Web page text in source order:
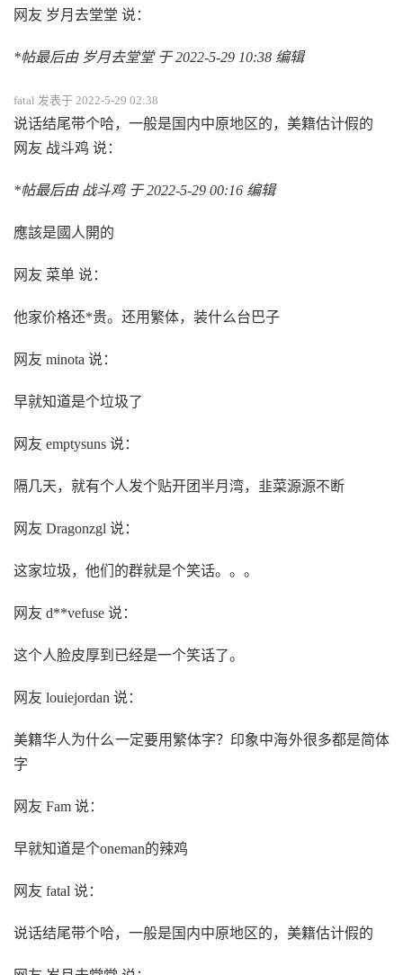
网友 岁月去堂堂 说：
*帖最后由 岁月去堂堂 于 2022-5-29 10:38 编辑
fatal 发表于 2022-5-29 02:38
说话结尾带个哈，一般是国内中原地区的，美籍估计假的
网友 战斗鸡 说：
*帖最后由 战斗鸡 于 2022-5-29 00:16 编辑
應該是國人開的
网友 菜单 说：
他家价格还*贵。还用繁体，装什么台巴子
网友 minota 说：
早就知道是个垃圾了
网友 emptysuns 说：
隔几天，就有个人发个贴开团半月湾，韭菜源源不断
网友 Dragonzgl 说：
这家垃圾，他们的群就是个笑话。。。
网友 d**vefuse 说：
这个人脸皮厚到已经是一个笑话了。
网友 louiejordan 说：
美籍华人为什么一定要用繁体字？印象中海外很多都是简体
字
网友 Fam 说：
早就知道是个oneman的辣鸡
网友 fatal 说：
说话结尾带个哈，一般是国内中原地区的，美籍估计假的